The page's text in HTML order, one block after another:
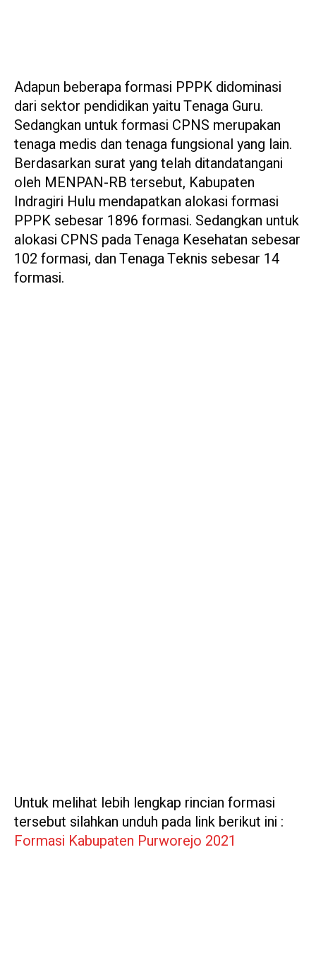
Adapun beberapa formasi PPPK didominasi
dari sektor pendidikan yaitu Tenaga Guru.
Sedangkan untuk formasi CPNS merupakan
tenaga medis dan tenaga fungsional yang lain.
Berdasarkan surat yang telah ditandatangani
oleh MENPAN-RB tersebut, Kabupaten
Indragiri Hulu mendapatkan alokasi formasi
PPPK sebesar 1896 formasi. Sedangkan untuk
alokasi CPNS pada Tenaga Kesehatan sebesar
102 formasi, dan Tenaga Teknis sebesar 14
formasi.
Untuk melihat lebih lengkap rincian formasi
tersebut silahkan unduh pada link berikut ini :
Formasi Kabupaten Purworejo 2021